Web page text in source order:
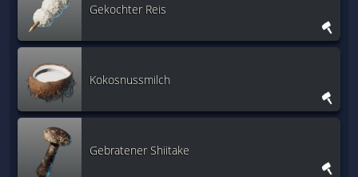
Gekochter Reis
Kokosnussmilch
Gebratener Shiitake